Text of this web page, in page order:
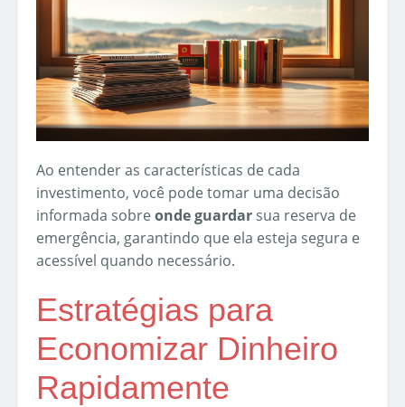
Ao entender as características de cada
investimento, você pode tomar uma decisão
informada sobreonde guardar sua reserva de
emergência, garantindo que ela esteja segura e
acessível quando necessário.
Estratégias para
Economizar Dinheiro
Rapidamente